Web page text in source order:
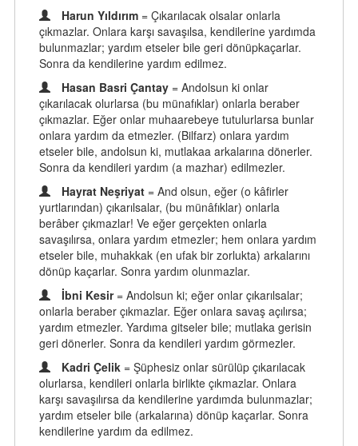
Harun Yıldırım = Çıkarılacak olsalar onlarla
çıkmazlar. Onlara karşı savaşılsa, kendilerine yardımda
bulunmazlar; yardım etseler bile geri dönüpkaçarlar.
Sonra da kendilerine yardım edilmez.
Hasan Basri Çantay = Andolsun ki onlar
çıkarılacak olurlarsa (bu münafıklar) onlarla beraber
çıkmazlar. Eğer onlar muhaarebeye tutulurlarsa bunlar
onlara yardım da etmezler. (Bilfarz) onlara yardım
etseler bile, andolsun ki, mutlakaa arkalarına dönerler.
Sonra da kendileri yardım (a mazhar) edilmezler.
Hayrat Neşriyat = And olsun, eğer (o kâfirler
yurtlarından) çıkarılsalar, (bu münâfıklar) onlarla
berâber çıkmazlar! Ve eğer gerçekten onlarla
savaşılırsa, onlara yardım etmezler; hem onlara yardım
etseler bile, muhakkak (en ufak bir zorlukta) arkalarını
dönüp kaçarlar. Sonra yardım olunmazlar.
İbni Kesir = Andolsun ki; eğer onlar çıkarılsalar;
onlarla beraber çıkmazlar. Eğer onlara savaş açılırsa;
yardım etmezler. Yardıma gitseler bile; mutlaka gerisin
geri dönerler. Sonra da kendileri yardım görmezler.
Kadri Çelik = Şüphesiz onlar sürülüp çıkarılacak
olurlarsa, kendileri onlarla birlikte çıkmazlar. Onlara
karşı savaşılırsa da kendilerine yardımda bulunmazlar;
yardım etseler bile (arkalarına) dönüp kaçarlar. Sonra
kendilerine yardım da edilmez.